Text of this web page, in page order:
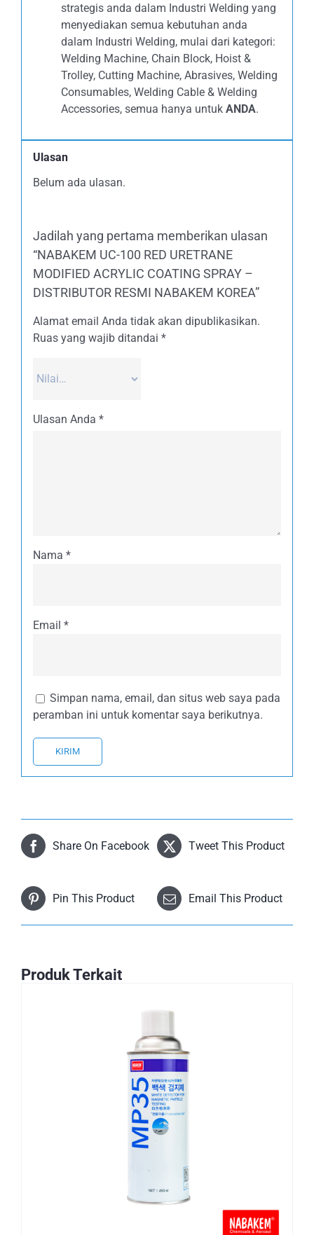
strategis anda dalam Industri Welding yang
menyediakan semua kebutuhan anda
dalam Industri Welding, mulai dari kategori:
Welding Machine, Chain Block, Hoist &
Trolley, Cutting Machine, Abrasives, Welding
Consumables, Welding Cable & Welding
Accessories, semua hanya untuk ANDA.
Ulasan
Belum ada ulasan.
Jadilah yang pertama memberikan ulasan
“NABAKEM UC-100 RED URETRANE
MODIFIED ACRYLIC COATING SPRAY –
DISTRIBUTOR RESMI NABAKEM KOREA”
Alamat email Anda tidak akan dipublikasikan.
Ruas yang wajib ditandai *
Ulasan Anda *
Nama *
Email *
Simpan nama, email, dan situs web saya pada
peramban ini untuk komentar saya berikutnya.
Share On Facebook Tweet This Product
Pin This Product Email This Product
Produk Terkait